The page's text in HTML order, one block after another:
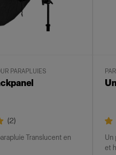
PARAPLUIES
(2)
Translucent en
Un
et